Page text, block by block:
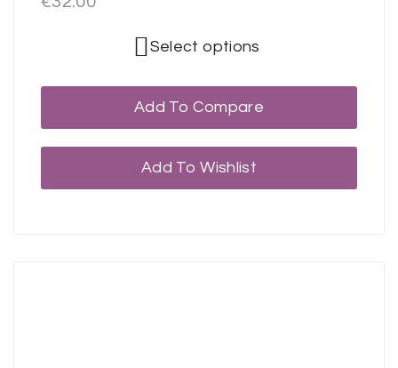
Select options
Add To Compare
Add To Wishlist